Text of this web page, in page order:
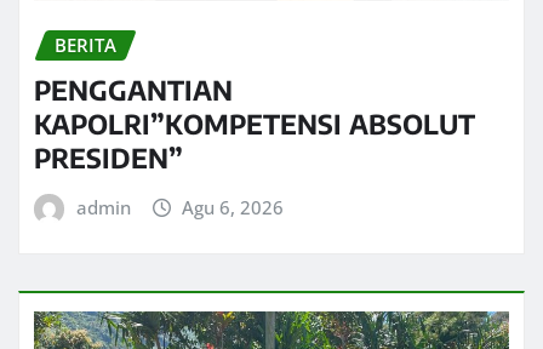
BERITA
PENGGANTIAN
KAPOLRI”KOMPETENSI ABSOLUT
PRESIDEN”
admin Agu 6, 2026